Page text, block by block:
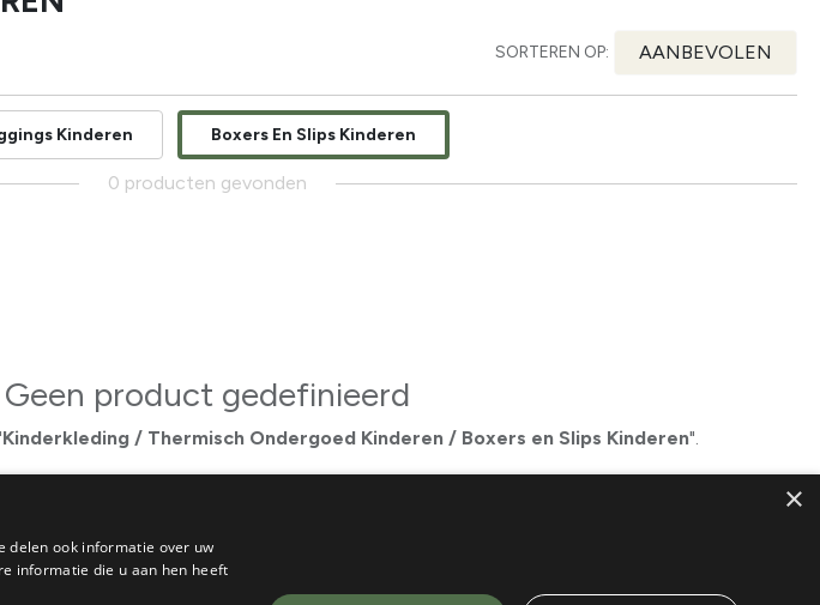
SORTEREN OP: AANBEVOLEN
Kinderen Boxers En Slips Kinderen
0 producten gevonden
Geen product gedefinieerd
Kinderkleding / Thermisch Ondergoed Kinderen / Boxers en Slips Kinderen".
×
delen ook informatie over uw
informatie die u aan hen heeft